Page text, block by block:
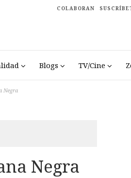
COLABORAN
Blogs TV/Cine
Negra
Negra